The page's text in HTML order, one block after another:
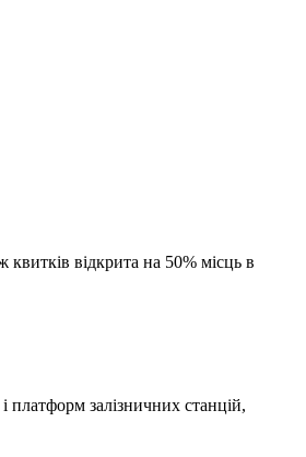
відкрита на 50% місць в
платформ залізничних станцій,